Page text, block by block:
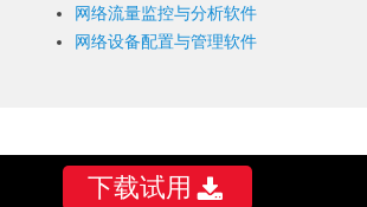
网络流量监控与分析软件
网络设备配置与管理软件
下载试用